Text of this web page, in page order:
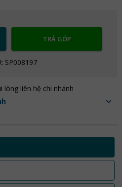
TRẢ GÓP
SP008197
lòng liên hệ chi nhánh